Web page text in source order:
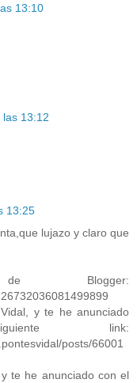
13:10
13:12
13:25
lujazo y claro que
Blogger:
y te he anunciado
link:
posts/66001
te he anunciado con el